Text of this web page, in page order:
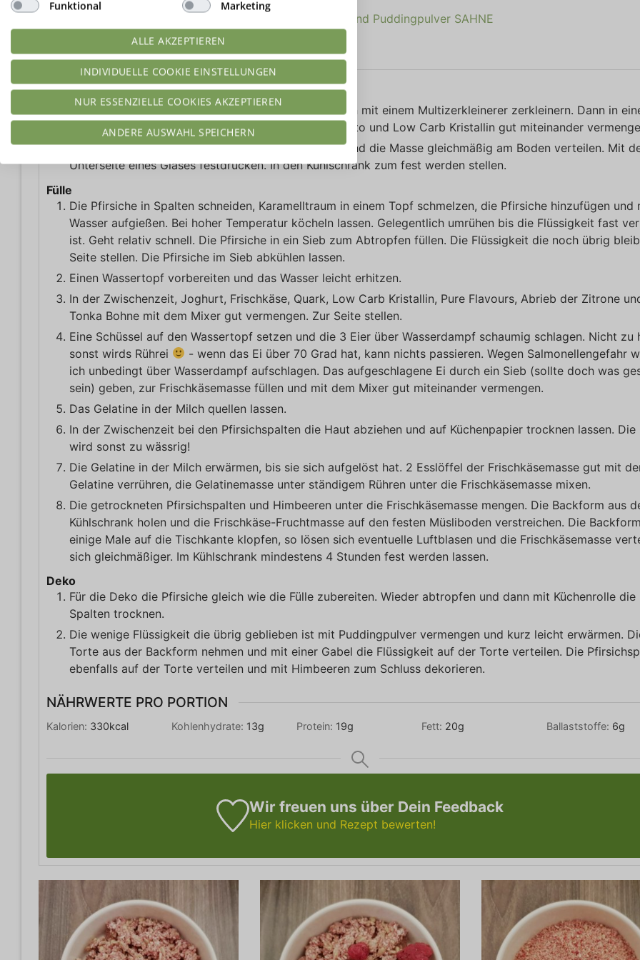
Dr. Almond Puddingpulver SAHNE
Himbeeren
ANLEITUNGEN
Boden
Gebackenes Müsli und gefriergetrocknete Himbeeren mit einem Multizerkleinerer zerkleinern. Dann in
Schüssel mit Mandelmehl, Mandelstaub, Butter, Nuketo und Low Carb Kristallin gut miteinander
Den Boden der Backform mit Backpapier auslegen und die Masse gleichmäßig am Boden verteilen. Mit
Unterseite eines Glases festdrücken. In den Kühlschrank zum fest werden stellen.
Fülle
Die Pfirsiche in Spalten schneiden, Karamelltraum in einem Topf schmelzen, die Pfirsiche hinzufügen und
Wasser aufgießen. Bei hoher Temperatur köcheln lassen. Gelegentlich umrühen bis die Flüssigkeit fast
ist. Geht relativ schnell. Die Pfirsiche in ein Sieb zum Abtropfen füllen. Die Flüssigkeit die noch übrig
Seite stellen. Die Pfirsiche im Sieb abkühlen lassen.
Einen Wassertopf vorbereiten und das Wasser leicht erhitzen.
In der Zwischenzeit, Joghurt, Frischkäse, Quark, Low Carb Kristallin, Pure Flavours, Abrieb der Zitrone
Tonka Bohne mit dem Mixer gut vermengen. Zur Seite stellen.
Eine Schüssel auf den Wassertopf setzen und die 3 Eier über Wasserdampf schaumig schlagen. Nicht zu
sonst wirds Rührei
- wenn das Ei über 70 Grad hat, kann nichts passieren. Wegen Salmonellengefahr
ich unbedingt über Wasserdampf aufschlagen. Das aufgeschlagene Ei durch ein Sieb (sollte doch was
sein) geben, zur Frischkäsemasse füllen und mit dem Mixer gut miteinander vermengen.
Das Gelatine in der Milch quellen lassen.
In der Zwischenzeit bei den Pfirsichspalten die Haut abziehen und auf Küchenpapier trocknen lassen. Die
wird sonst zu wässrig!
Die Gelatine in der Milch erwärmen, bis sie sich aufgelöst hat. 2 Esslöffel der Frischkäsemasse gut mit
Gelatine verrühren, die Gelatinemasse unter ständigem Rühren unter die Frischkäsemasse mixen.
Die getrockneten Pfirsichspalten und Himbeeren unter die Frischkäsemasse mengen. Die Backform aus
Kühlschrank holen und die Frischkäse-Fruchtmasse auf den festen Müsliboden verstreichen. Die
einige Male auf die Tischkante klopfen, so lösen sich eventuelle Luftblasen und die Frischkäsemasse
sich gleichmäßiger. Im Kühlschrank mindestens 4 Stunden fest werden lassen.
Deko
Für die Deko die Pfirsiche gleich wie die Fülle zubereiten. Wieder abtropfen und dann mit Küchenrolle die
Spalten trocknen.
Die wenige Flüssigkeit die übrig geblieben ist mit Puddingpulver vermengen und kurz leicht erwärmen.
Torte aus der Backform nehmen und mit einer Gabel die Flüssigkeit auf der Torte verteilen. Die
ebenfalls auf der Torte verteilen und mit Himbeeren zum Schluss dekorieren.
NÄHRWERTE PRO PORTION
Kalorien: 330kcal Kohlenhydrate: 13g Protein: 19g Fett: 20g Ballaststoffe: 6g
Wir freuen uns über Dein Feedback
Hier klicken und Rezept bewerten!
Funktional
Marketing
ALLE AKZEPTIEREN
INDIVIDUELLE COOKIE EINSTELLUNGEN
NUR ESSENZIELLE COOKIES AKZEPTIEREN
ANDERE AUSWAHL SPEICHERN